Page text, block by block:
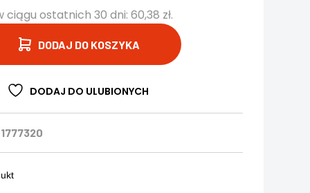
ciągu ostatnich 30 dni: 60,38 zł.
DODAJ DO KOSZYKA
DODAJ DO ULUBIONYCH